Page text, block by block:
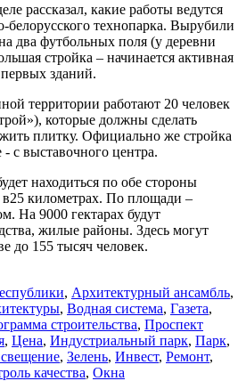
рассказал, какие работы ведутся
белорусского технопарка. Вырубили
два футбольных поля (у деревни
стройка – начинается активная
зданий.
территории работают 20 человек
которые должны сделать
плитку. Официально же стройка
с выставочного центра.
находиться по обе стороны
километрах. По площади –
На 9000 гектарах будут
жилые районы. Здесь могут
до 155 тысяч человек.
, Архитектурный ансамбль,
, Водная система, Газета,
строительства, Проспект
, Цена, Индустриальный парк, Парк,
, Зелень, Инвест, Ремонт,
качества, Окна